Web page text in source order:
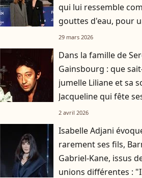
qui lui ressemble
gouttes d'eau, pour
événement féérique
29 mars 2026
Dans la famille de
Gainsbourg : que
jumelle Liliane et sa
Jacqueline qui fête
?
2 avril 2026
Isabelle Adjani
rarement ses fils,
Gabriel-Kane, issus
unions différentes :